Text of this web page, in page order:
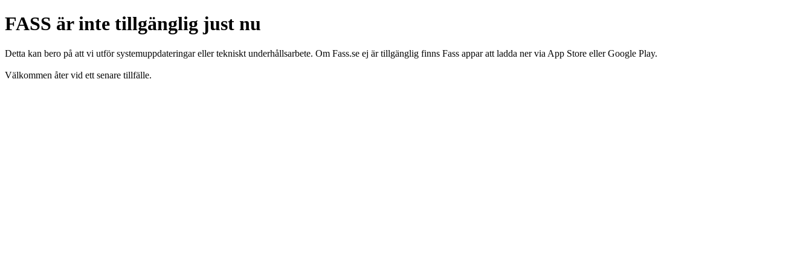
FASS är inte tillgänglig just nu
Detta kan bero på att vi utför systemuppdateringar eller tekniskt underhållsarbete. Om Fass.se ej är tillgänglig finns Fass appar att ladda ner via App Store eller Google Play.
Välkommen åter vid ett senare tillfälle.